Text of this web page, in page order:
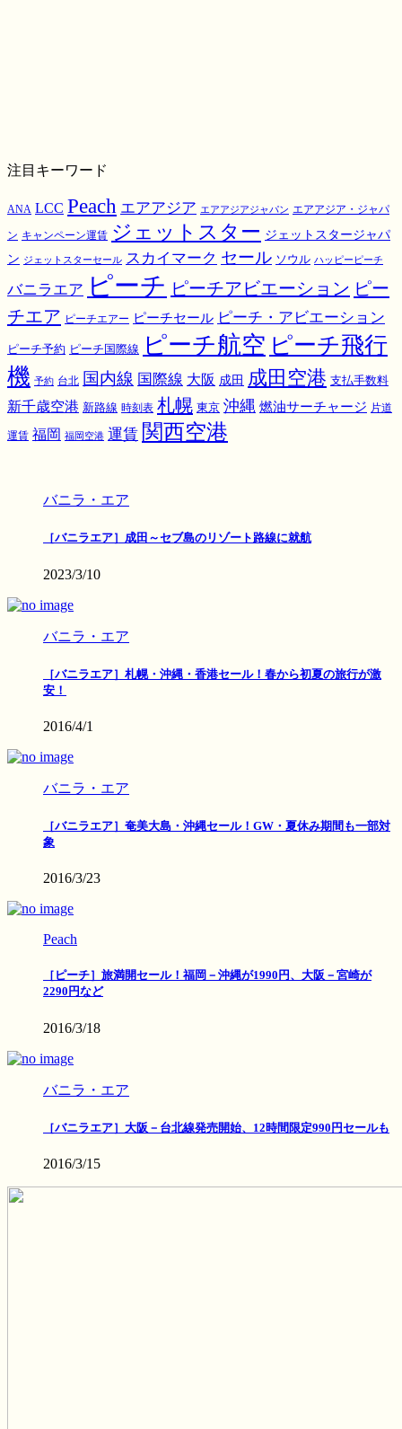
注目キーワード
ANA LCC Peach エアアジア エアアジアジャパン エアアジア・ジャパ
ン キャンペーン運賃 ジェットスター ジェットスタージャパ
ン ジェットスターセール スカイマーク セール ソウル ハッピーピーチ
バニラエア ピーチ ピーチアビエーション ピー
チエア ピーチエアー ピーチセール ピーチ・アビエーション
ピーチ予約 ピーチ国際線 ピーチ航空 ピーチ飛行
機 予約 台北 国内線 国際線 大阪 成田 成田空港 支払手数料
新千歳空港 新路線 時刻表 札幌 東京 沖縄 燃油サーチャージ 片道
運賃 福岡 福岡空港 運賃 関西空港
バニラ・エア
［バニラエア］成田～セブ島のリゾート路線に就航
2023/3/10
バニラ・エア
［バニラエア］札幌・沖縄・香港セール！春から初夏の旅行が激
安！
2016/4/1
バニラ・エア
［バニラエア］奄美大島・沖縄セール！GW・夏休み期間も一部対
象
2016/3/23
Peach
［ピーチ］旅満開セール！福岡－沖縄が1990円、大阪－宮崎が
2290円など
2016/3/18
バニラ・エア
［バニラエア］大阪－台北線発売開始、12時間限定990円セールも
2016/3/15